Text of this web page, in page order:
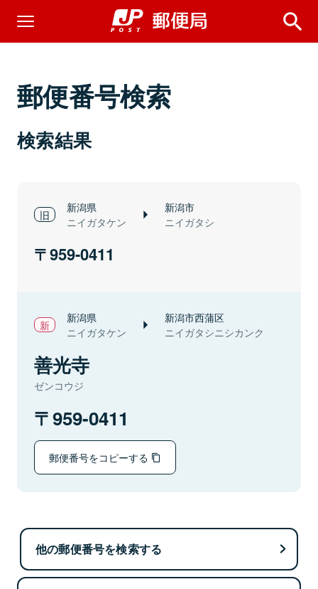
郵便番号検索
検索結果
新潟県
ニイガタケン
新潟市
ニイガタシ
959-0411
新潟県
ニイガタケン
新潟市西蒲区
ニイガタシニシカンク
善光寺
ゼンコウジ
959-0411
郵便番号をコピーする
他の郵便番号を検索する